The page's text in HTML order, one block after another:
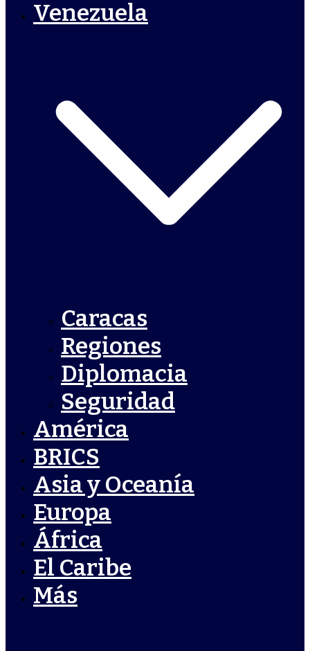
Venezuela
Caracas
Regiones
Diplomacia
Seguridad
América
BRICS
Asia y Oceanía
Europa
África
El Caribe
Más